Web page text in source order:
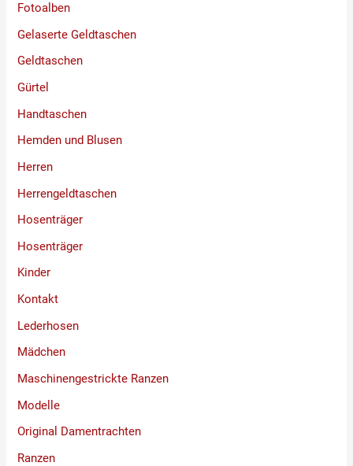
Fotoalben
Gelaserte Geldtaschen
Geldtaschen
Gürtel
Handtaschen
Hemden und Blusen
Herren
Herrengeldtaschen
Hosenträger
Hosenträger
Kinder
Kontakt
Lederhosen
Mädchen
Maschinengestrickte Ranzen
Modelle
Original Damentrachten
Ranzen